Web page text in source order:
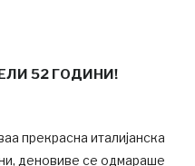
52 ГОДИНИ!
прекрасна италијанска
деновиве се одмараше